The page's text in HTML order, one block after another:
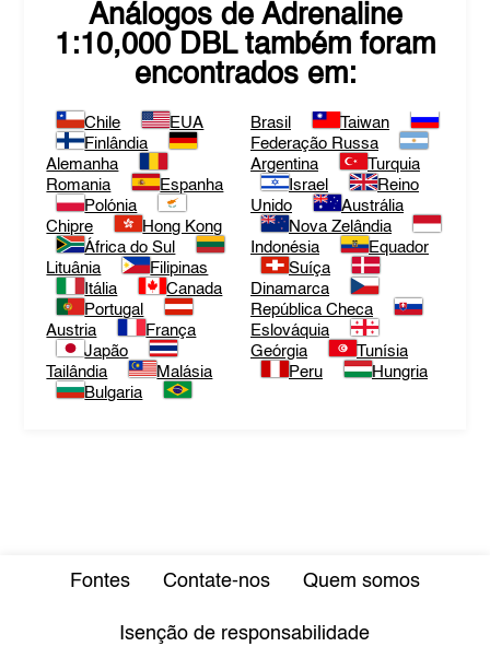
Análogos de Adrenaline
1:10,000 DBLtambém foram
encontrados em:
Chile
EUA
Finlândia
Alemanha
Romania
Espanha
Polónia
Chipre
Hong Kong
África do Sul
Lituânia
Filipinas
Itália
Canada
Portugal
Austria
França
Japão
Tailândia
Malásia
Bulgaria
Brasil
Taiwan
Federação Russa
Argentina
Turquia
Israel
Reino
Unido
Austrália
Nova Zelândia
Indonésia
Equador
Suíça
Dinamarca
República Checa
Eslováquia
Geórgia
Tunísia
Peru
Hungria
Fontes Contate-nos Quem somos
Isenção de responsabilidade